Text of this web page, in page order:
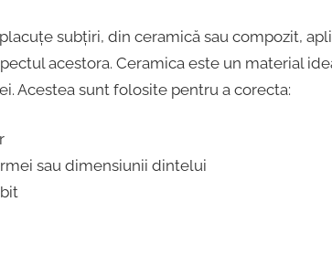
subțiri, din ceramică sau compozit,
acestora. Ceramica este un material
Acestea sunt folosite pentru a corecta:
sau dimensiunii dintelui